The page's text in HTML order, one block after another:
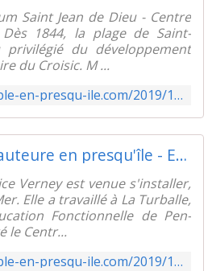
Saint Jean de Dieu - Centre
1844, la plage de Saint-
du développement
du Croisic. M ...
https://www.ensemble-en-presqu-ile.com/2019/10/le-croisic-le-centre-saint-jean-de-dieu.html
Béatrice Verney, auteure en presqu'île - Ensemble en presqu'ile de Guérande
Verney est venue s'installer,
Elle a travaillé à La Turballe,
Fonctionnelle de Pen-
le Centr...
https://www.ensemble-en-presqu-ile.com/2019/10/beatrice-verney-auteure-en-presqu-ile.html